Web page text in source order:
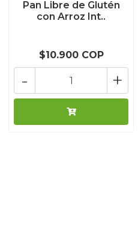
Pan Libre de Glutén
con Arroz Int..
$10.900 COP
+
-